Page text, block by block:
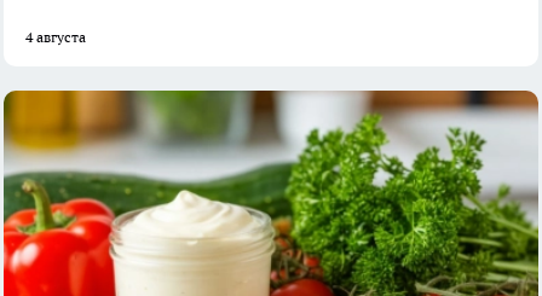
4 августа